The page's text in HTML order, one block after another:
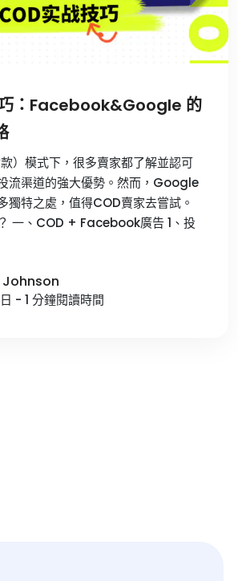
：Facebook&Google 的
）模式下，很多賣家都了解並認可
流渠道的強大優勢。然而，Google
獨特之處，值得COD賣家去嘗試。
一、COD + Facebook廣告 1、投
Johnson
- 1 分鐘閱讀時間